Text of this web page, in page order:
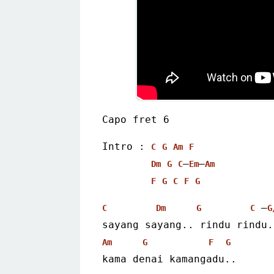
Capo fret 6
Intro : C G Am
F
Dm
G C–Em–Am
F
G C F G
C Dm G C –
sayang sayang.. rindu
Am G F G
kama denai kamangadu..